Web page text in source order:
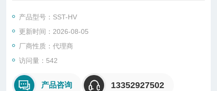
器。
称重变送器在工业称重过程中常用的一种变送器，广泛应用于数
据采集、信号传输转换和集散称重控制系统和配料系统，主要应
用于水泥、混凝土、玻璃、造纸、塑胶、化工、冶金、有色、棉
变送、显示、检测等。
产品型号：SST-HV
更新时间：2026-08-05
厂商性质：代理商
访问量：542
产品咨询 13352927502